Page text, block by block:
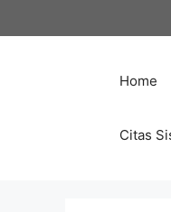
al
Home
Citas